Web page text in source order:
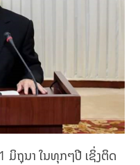
ມິຖຸນາ ໃນທຸກໆປີ ເຊິ່ງຕິດ